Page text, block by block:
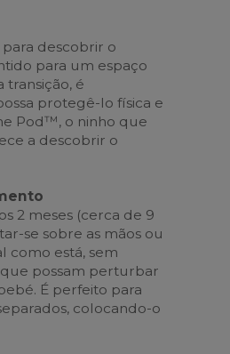
descobrir o
para um espaço
transição, é
protegê-lo física e
Pod™, o ninho que
a descobrir o
2 meses (cerca de 9
se sobre as mãos ou
como está, sem
possam perturbar
É perfeito para
colocando-o